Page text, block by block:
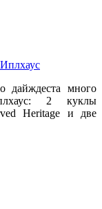
дайждеста много
2 куклы
Heritage и две